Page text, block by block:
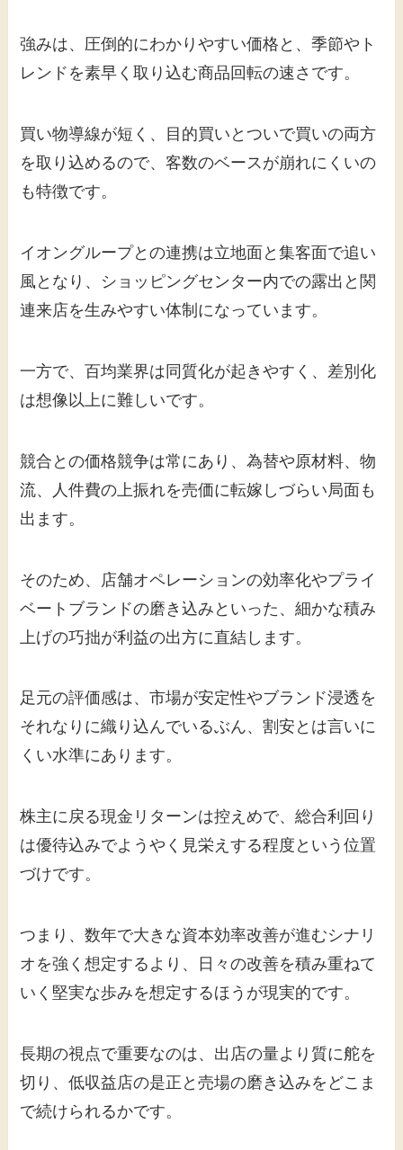
強みは、圧倒的にわかりやすい価格と、季節やト
レンドを素早く取り込む商品回転の速さです。
買い物導線が短く、目的買いとついで買いの両方
を取り込めるので、客数のベースが崩れにくいの
も特徴です。
イオングループとの連携は立地面と集客面で追い
風となり、ショッピングセンター内での露出と関
連来店を生みやすい体制になっています。
一方で、百均業界は同質化が起きやすく、差別化
は想像以上に難しいです。
競合との価格競争は常にあり、為替や原材料、物
流、人件費の上振れを売価に転嫁しづらい局面も
出ます。
そのため、店舗オペレーションの効率化やプライ
ベートブランドの磨き込みといった、細かな積み
上げの巧拙が利益の出方に直結します。
足元の評価感は、市場が安定性やブランド浸透を
それなりに織り込んでいるぶん、割安とは言いに
くい水準にあります。
株主に戻る現金リターンは控えめで、総合利回り
は優待込みでようやく見栄えする程度という位置
づけです。
つまり、数年で大きな資本効率改善が進むシナリ
オを強く想定するより、日々の改善を積み重ねて
いく堅実な歩みを想定するほうが現実的です。
長期の視点で重要なのは、出店の量より質に舵を
切り、低収益店の是正と売場の磨き込みをどこま
で続けられるかです。